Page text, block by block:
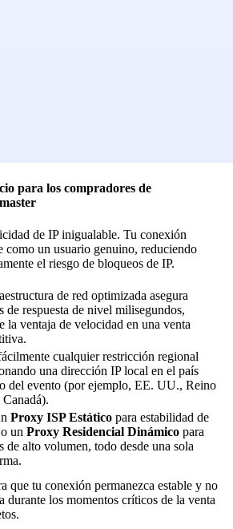
para los compradores de
de IP inigualable. Tu conexión
como un usuario genuino, reduciendo
el riesgo de bloqueos de IP.
de red optimizada asegura
de respuesta de nivel milisegundos,
la ventaja de velocidad en una venta
cualquier restricción regional
una dirección IP local en el país
del evento (por ejemplo, EE. UU., Reino
Proxy ISP Estático para estabilidad de
un Proxy Residencial Dinámico para
de alto volumen, todo desde una sola
que tu conexión permanezca estable y no
durante los momentos críticos de la venta